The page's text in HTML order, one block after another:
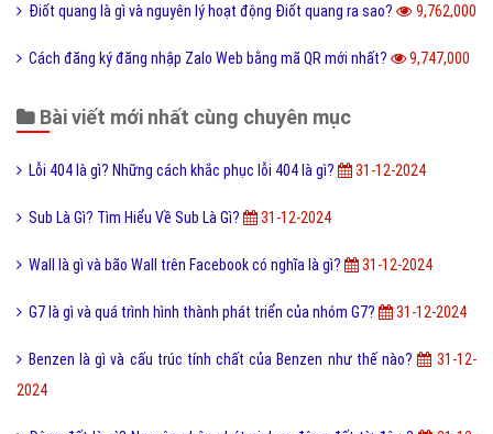
Điốt quang là gì và nguyên lý hoạt động Điốt quang ra sao? 9,762,000
Cách đăng ký đăng nhập Zalo Web bằng mã QR mới nhất? 9,747,000
Bài viết mới nhất cùng chuyên mục
Lỗi 404 là gì? Những cách khắc phục lỗi 404 là gì? 31-12-2024
Sub Là Gì? Tìm Hiểu Về Sub Là Gì? 31-12-2024
Wall là gì và bão Wall trên Facebook có nghĩa là gì? 31-12-2024
G7 là gì và quá trình hình thành phát triển của nhóm G7? 31-12-2024
Benzen là gì và cấu trúc tính chất của Benzen như thế nào?
31-12-
2024